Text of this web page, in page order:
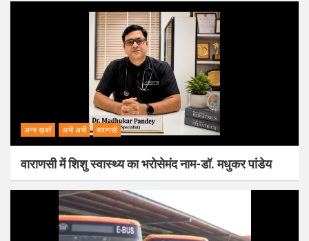
अन्य ख़बरें अभी अभी वाराणसी
वाराणसी में शिशु स्वास्थ्य का भरोसेमंद नाम-डॉ. मधुकर पांडेय